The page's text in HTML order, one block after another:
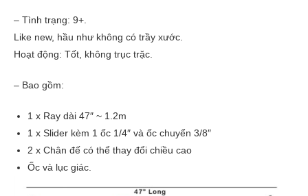
– Tình trạng: 9+.
Like new, hầu như không có trầy xước.
Hoạt động: Tốt, không trục trặc.
– Bao gồm:
1 x Ray dài 47″ ~ 1.2m
1 x Slider kèm 1 ốc 1/4″ và ốc chuyển 3/8″
2 x Chân đế có thể thay đổi chiều cao
Ốc và lục giác.